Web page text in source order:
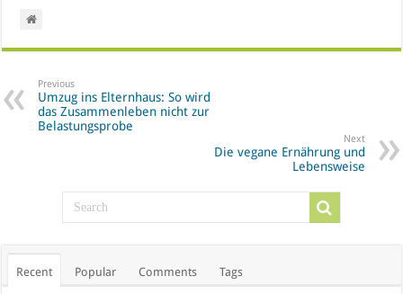
Previous
Umzug ins Elternhaus: So wird
das Zusammenleben nicht zur
Belastungsprobe
Next
Die vegane Ernährung und
Lebensweise
Recent Popular Comments Tags